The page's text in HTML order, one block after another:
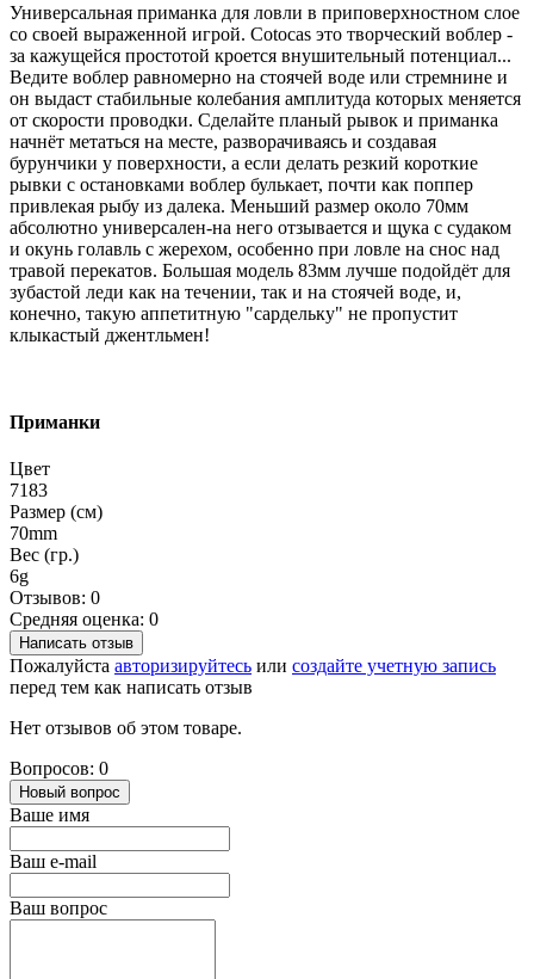
Универсальная приманка для ловли в приповерхностном слое
со своей выраженной игрой. Cotocas это творческий воблер -
за кажущейся простотой кроется внушительный потенциал...
Ведите воблер равномерно на стоячей воде или стремнине и
он выдаст стабильные колебания амплитуда которых меняется
от скорости проводки. Сделайте планый рывок и приманка
начнёт метаться на месте, разворачиваясь и создавая
бурунчики у поверхности, а если делать резкий короткие
рывки с остановками воблер булькает, почти как поппер
привлекая рыбу из далека. Меньший размер около 70мм
абсолютно универсален-на него отзывается и щука с судаком
и окунь голавль с жерехом, особенно при ловле на снос над
травой перекатов. Большая модель 83мм лучше подойдёт для
зубастой леди как на течении, так и на стоячей воде, и,
конечно, такую аппетитную "сардельку" не пропустит
клыкастый джентльмен!
Приманки
Цвет
7183
Размер (см)
70mm
Вес (гр.)
6g
Отзывов: 0
Средняя оценка: 0
Написать отзыв
Пожалуйста авторизируйтесь или создайте учетную запись
перед тем как написать отзыв
Нет отзывов об этом товаре.
Вопросов: 0
Новый вопрос
Ваше имя
Ваш e-mail
Ваш вопрос